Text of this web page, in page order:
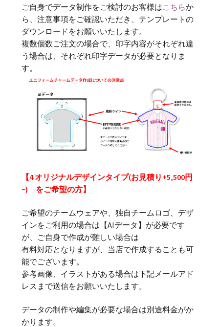
ご自身でデータ制作をご検討のお客様はこちらか
ら、注意事項をご確認いただき、テンプレートの
ダウンロードをお願いいたします。
複数個数ご注文の場合で、印字内容がそれぞれ違
う場合は、それぞれ印字データが必要となりま
す。
【4 オリジナルデザインタイプ(お見積り+5,500円
~) をご希望の方】
ご希望のチームウェアや、独自チームロゴ、デザ
インをご利用の場合は【AIデータ】が必要です
が、ご自身で作成が難しい場合は
有料対応となりますが、当店で作成することも可
能でございます。
参考画像、イラストがある場合は下記メールアド
レスまで送信をお願いいたします。
データの制作や編集が必要な場合は別途料金がか
かります。